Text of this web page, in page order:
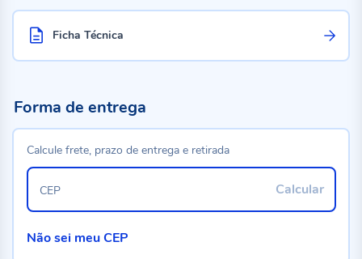
Ficha Técnica
Forma de entrega
Calcule frete, prazo de entrega e retirada
Calcular
CEP
Não sei meu CEP